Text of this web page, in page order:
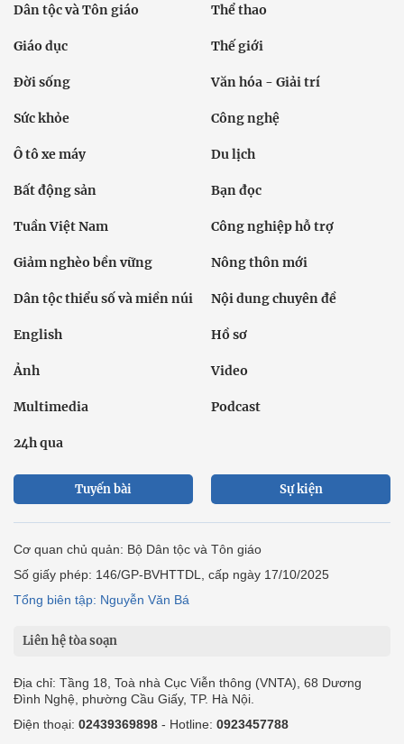
Dân tộc và Tôn giáo Thể thao
Giáo dục Thế giới
Đời sống Văn hóa - Giải trí
Sức khỏe Công nghệ
Ô tô xe máy Du lịch
Bất động sản Bạn đọc
Tuần Việt Nam Công nghiệp hỗ trợ
Giảm nghèo bền vững Nông thôn mới
Dân tộc thiểu số và miền núi Nội dung chuyên đề
English Hồ sơ
Ảnh Video
Multimedia Podcast
24h qua
Tuyến bài Sự kiện
Cơ quan chủ quản: Bộ Dân tộc và Tôn giáo
Số giấy phép: 146/GP-BVHTTDL, cấp ngày 17/10/2025
Tổng biên tập: Nguyễn Văn Bá
Liên hệ tòa soạn
Địa chỉ: Tầng 18, Toà nhà Cục Viễn thông (VNTA), 68 Dương
Đình Nghệ, phường Cầu Giấy, TP. Hà Nội.
Điện thoại: 02439369898 - Hotline: 0923457788